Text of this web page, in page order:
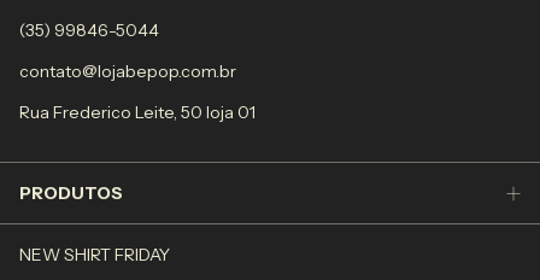
(35) 99846-5044
contato@lojabepop.com.br
Rua Frederico Leite, 50 loja 01
PRODUTOS
NEW SHIRT FRIDAY